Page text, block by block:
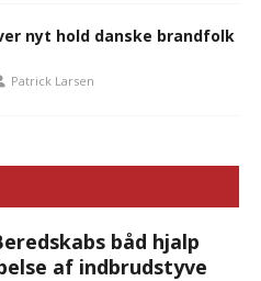
nyt hold danske brandfolk
Patrick Larsen
båd hjalp
af indbrudstyve